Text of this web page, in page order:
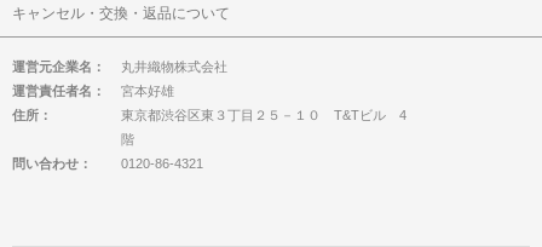
キャンセル・交換・返品について
運営元企業名：
丸井織物株式会社
運営責任者名：
宮本好雄
住所：
東京都渋谷区東３丁目２５－１０ T&Tビル 4
階
問い合わせ：
0120-86-4321